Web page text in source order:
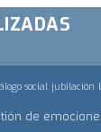
social jubilación
de